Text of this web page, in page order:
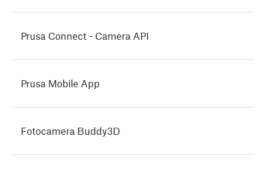
Prusa Connect - Camera API
Prusa Mobile App
Fotocamera Buddy3D